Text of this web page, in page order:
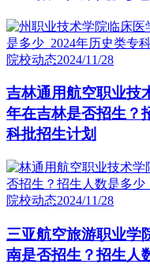
院校动态2024/11/28
吉林通用航空职业技
年在吉林是否招生？
科批招生计划
院校动态2024/11/28
三亚航空旅游职业学
南是否招生？招生人